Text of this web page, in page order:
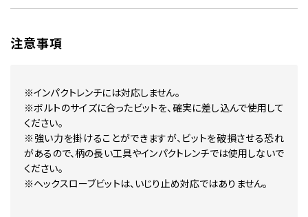
注意事項
※インパクトレンチには対応しません。
※ボルトのサイズに合ったビットを、確実に差し込んで使用して
ください。
※強い力を掛けることができますが、ビットを破損させる恐れ
があるので、柄の長い工具やインパクトレンチでは使用しないで
ください。
※ヘックスローブビットは、いじり止め対応ではありません。